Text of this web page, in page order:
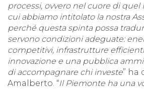
processi, ovvero nel cuore di
cui abbiamo intitolato la nostra
perché questa spinta possa
servono condizioni adeguate:
competitivi, infrastrutture
innovazione e una pubblica
di accompagnare chi investe” ha
Amalberto. “Il Piemonte ha una